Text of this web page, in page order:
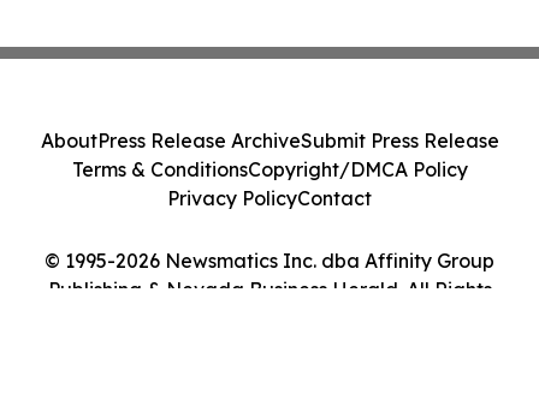
© 1995-2026 Newsmatics Inc. dba Affinity Group
Publishing & Nevada Business Herald. All Rights
AboutPress Release ArchiveSubmit Press Release
Terms & ConditionsCopyright/DMCA Policy
Privacy PolicyContact